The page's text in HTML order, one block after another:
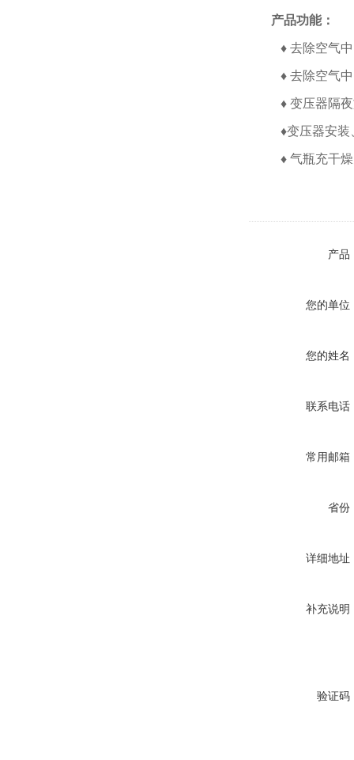
产品功能：
♦ 去除空气
♦ 去除空气
♦ 变压器隔
♦变压器安装
♦ 气瓶充干
产品
您的单位
您的姓名
联系电话
常用邮箱
省份
详细地址
补充说明
验证码